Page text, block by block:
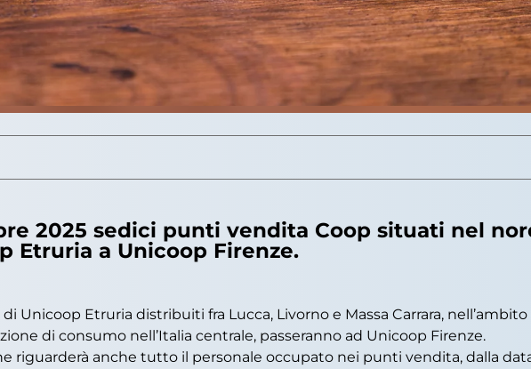
2025 sedici punti vendita Coop situati nel
Etruria a Unicoop Firenze.
Unicoop Etruria distribuiti fra Lucca, Livorno e Massa Carrara,
di consumo nell’Italia centrale, passeranno ad Unicoop Firenze.
riguarderà anche tutto il personale occupato nei punti vendita, dalla